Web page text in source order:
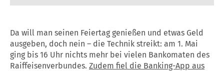
Da will man seinen Feiertag genießen und etwas Geld
ausgeben, doch nein – die Technik streikt: am 1. Mai
ging bis 16 Uhr nichts mehr bei vielen Bankomaten des
Raiffeisenverbundes. Zudem fiel die Banking-App aus